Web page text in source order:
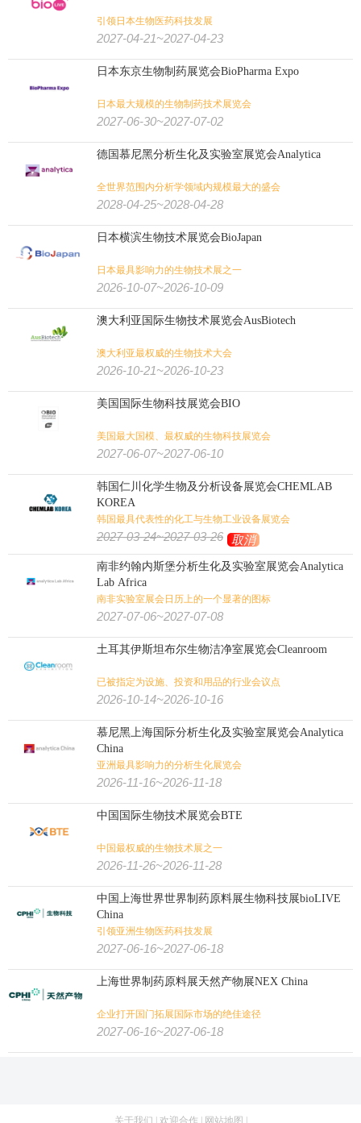
引领日本生物医药科技发展
2027-04-21~2027-04-23
日本东京生物制药展览会BioPharma Expo
日本最大规模的生物制药技术展览会
2027-06-30~2027-07-02
德国慕尼黑分析生化及实验室展览会Analytica
全世界范围内分析学领域内规模最大的盛会
2028-04-25~2028-04-28
日本横滨生物技术展览会BioJapan
日本最具影响力的生物技术展之一
2026-10-07~2026-10-09
澳大利亚国际生物技术展览会AusBiotech
澳大利亚最权威的生物技术大会
2026-10-21~2026-10-23
美国国际生物科技展览会BIO
美国最大国模、最权威的生物科技展览会
2027-06-07~2027-06-10
韩国仁川化学生物及分析设备展览会CHEMLAB
KOREA
韩国最具代表性的化工与生物工业设备展览会
2027-03-24~2027-03-26 取消
南非约翰内斯堡分析生化及实验室展览会Analytica
Lab Africa
南非实验室展会日历上的一个显著的图标
2027-07-06~2027-07-08
土耳其伊斯坦布尔生物洁净室展览会Cleanroom
已被指定为设施、投资和用品的行业会议点
2026-10-14~2026-10-16
慕尼黑上海国际分析生化及实验室展览会Analytica
China
亚洲最具影响力的分析生化展览会
2026-11-16~2026-11-18
中国国际生物技术展览会BTE
中国最权威的生物技术展之一
2026-11-26~2026-11-28
中国上海世界世界制药原料展生物科技展bioLIVE
China
引领亚洲生物医药科技发展
2027-06-16~2027-06-18
上海世界制药原料展天然产物展NEX China
企业打开国门拓展国际市场的绝佳途径
2027-06-16~2027-06-18
关于我们 欢迎合作 网站地图